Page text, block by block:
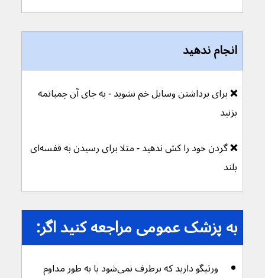
انجام ندهید
❌ برای برداشتن وسایل خم نشوید - به جای آن چمباتمه
بزنید
❌
گردن خود را کش ندهید - مثلا برای رسیدن به قفسه‌ای
بلند
به پزشک عمومی مراجعه کنید اگر:
ورتیگو دارید که برطرف نمی‌شود یا به طور مداوم